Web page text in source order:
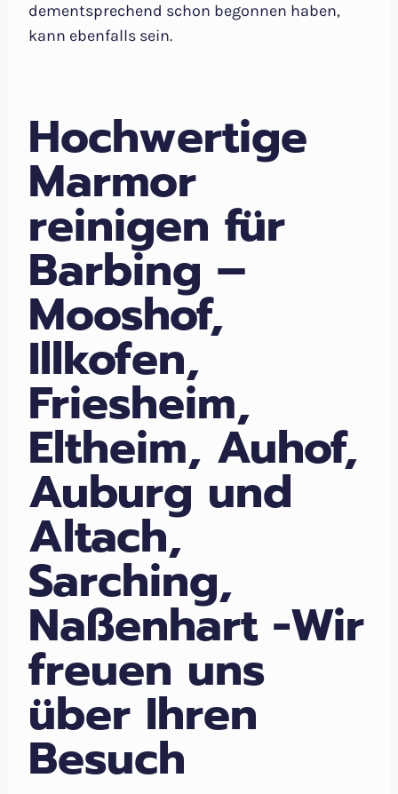
dementsprechend schon begonnen haben,
kann ebenfalls sein.
Hochwertige
Marmor
reinigen für
Barbing –
Mooshof,
Illkofen,
Friesheim,
Eltheim, Auhof,
Auburg und
Altach,
Sarching,
Naßenhart -Wir
freuen uns
über Ihren
Besuch